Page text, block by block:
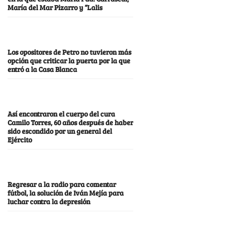
María del Mar Pizarro y “Lalis
Los opositores de Petro no tuvieron más
opción que criticar la puerta por la que
entró a la Casa Blanca
Así encontraron el cuerpo del cura
Camilo Torres, 60 años después de haber
sido escondido por un general del
Ejército
Regresar a la radio para comentar
fútbol, la solución de Iván Mejía para
luchar contra la depresión